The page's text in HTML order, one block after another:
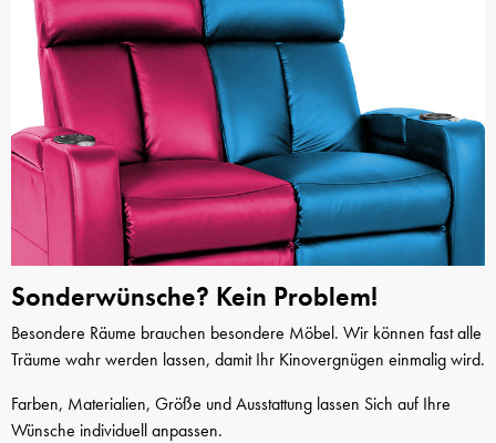
Sonderwünsche? Kein Problem!
Besondere Räume brauchen besondere Möbel. Wir können fast alle
Träume wahr werden lassen, damit Ihr Kinovergnügen einmalig wird.
Farben, Materialien, Größe und Ausstattung lassen Sich auf Ihre
Wünsche individuell anpassen.